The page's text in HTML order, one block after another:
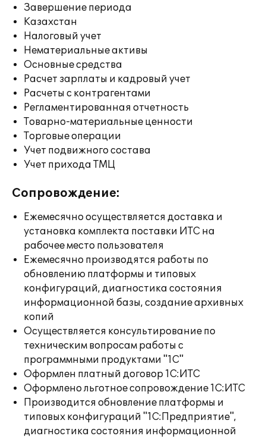
Завершение периода
Казахстан
Налоговый учет
Нематериальные активы
Основные средства
Расчет зарплаты и кадровый учет
Расчеты с контрагентами
Регламентированная отчетность
Товарно-материальные ценности
Торговые операции
Учет подвижного состава
Учет прихода ТМЦ
Сопровождение:
Ежемесячно осуществляется доставка и
установка комплекта поставки ИТС на
рабочее место пользователя
Ежемесячно производятся работы по
обновлению платформы и типовых
конфигураций, диагностика состояния
информационной базы, создание архивных
копий
Осуществляется консультирование по
техническим вопросам работы с
программными продуктами "1С"
Оформлен платный договор 1С:ИТС
Оформлено льготное сопровождение 1С:ИТС
Производится обновление платформы и
типовых конфигураций "1С:Предприятие",
диагностика состояния информационной